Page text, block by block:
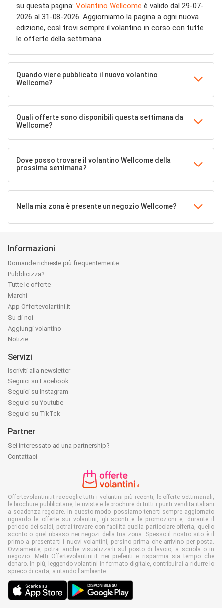
su questa pagina: Volantino Wellcome è valido dal 29-07-
2026 al 31-08-2026. Aggiorniamo la pagina a ogni nuova
edizione, così trovi sempre il volantino in corso con tutte
le offerte della settimana.
Quando viene pubblicato il nuovo volantino
Wellcome?
Quali offerte sono disponibili questa settimana da
Wellcome?
Dove posso trovare il volantino Wellcome della
prossima settimana?
Nella mia zona è presente un negozio Wellcome?
Informazioni
Domande richieste più frequentemente
Pubblicizza?
Tutte le offerte
Marchi
App Offertevolantini.it
Su di noi
Aggiungi volantino
Notizie
Servizi
Iscriviti alla newsletter
Seguici su Facebook
Seguici su Instagram
Seguici su Youtube
Seguici su TikTok
Partner
Sei interessato ad una partnership?
Contattaci
Offertevolantini.it raccoglie tutti i volantini più recenti, le offerte settimanali,
le brochure pubblicitarie, le riviste e le brochure di tutti i punti vendita italiani
a scadenza regolare. In questo modo, possiamo tenerti sempre aggiornato
riguardo le offerte sui volantini, gli sconti e le promozioni e, durante il
periodo dei saldi, potrai trovare con facilità quella particolare offerta, quello
sconto o quel ribasso nei negozi della tua zona. Spesso il nostro sito è il
primo a presentarti i nuovi volantini, persino prima che arrivino per posta.
Ovviamente, potrai anche visualizzarli sul posto di lavoro, a scuola o in
negozio. Metti Offertevolantini.it nei preferiti e risparmia sia tempo che
denaro. In più, leggendo volantini in formato digitale, contribuirai a ridurre lo
spreco di carta, aiutando l'ambiente.